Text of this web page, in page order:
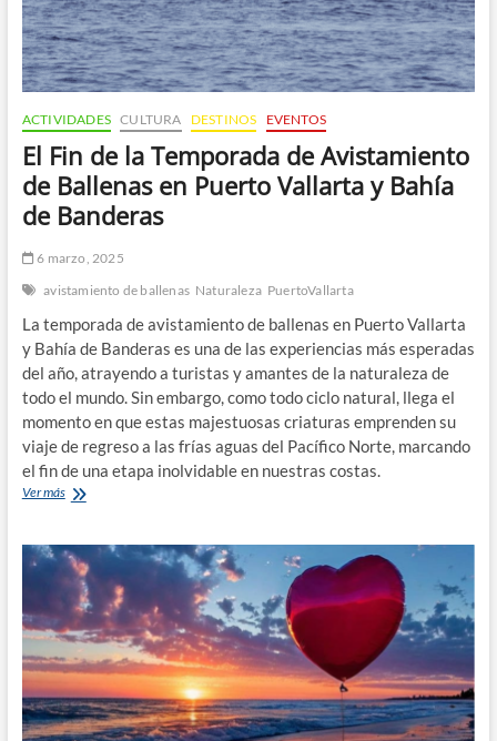
ACTIVIDADES CULTURA DESTINOS EVENTOS
El Fin de la Temporada de Avistamiento
de Ballenas en Puerto Vallarta y Bahía
de Banderas
6 marzo, 2025
avistamiento de ballenas Naturaleza PuertoVallarta
La temporada de avistamiento de ballenas en Puerto Vallarta
y Bahía de Banderas es una de las experiencias más esperadas
del año, atrayendo a turistas y amantes de la naturaleza de
todo el mundo. Sin embargo, como todo ciclo natural, llega el
momento en que estas majestuosas criaturas emprenden su
viaje de regreso a las frías aguas del Pacífico Norte, marcando
el fin de una etapa inolvidable en nuestras costas.
Ver másEl
la
Temporada
Avistamiento
de
Ballenas
en
Puerto
Vallarta
y